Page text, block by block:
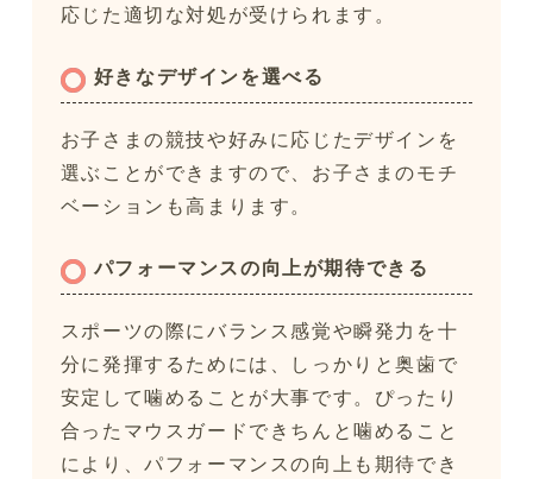
応じた適切な対処が受けられます。
好きなデザインを選べる
お子さまの競技や好みに応じたデザインを
選ぶことができますので、お子さまのモチ
ベーションも高まります。
パフォーマンスの向上が期待できる
スポーツの際にバランス感覚や瞬発力を十
分に発揮するためには、しっかりと奥歯で
安定して噛めることが大事です。ぴったり
合ったマウスガードできちんと噛めること
により、パフォーマンスの向上も期待でき